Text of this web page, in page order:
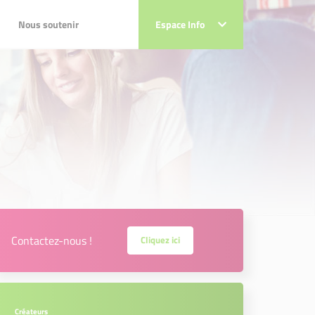
Nous soutenir Espace Info
Nous soutenir Espace Info
Contactez-nous ! Cliquez ici
Créateurs